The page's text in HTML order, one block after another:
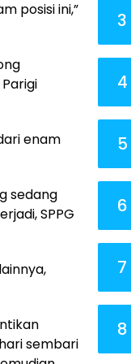
posisi ini,”
enam
sedang
SPPG
sembari
3
4
5
6
7
8